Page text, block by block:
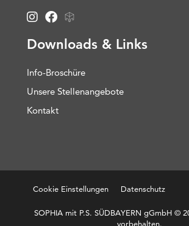
Downloads & Links
Info-Broschüre
Unsere Stellenangebote
Kontakt
SOPHIA mit P.S. SÜDBAYERN gGmbH ©
vorbehalten.
Cookie Einstellungen Datenschutz